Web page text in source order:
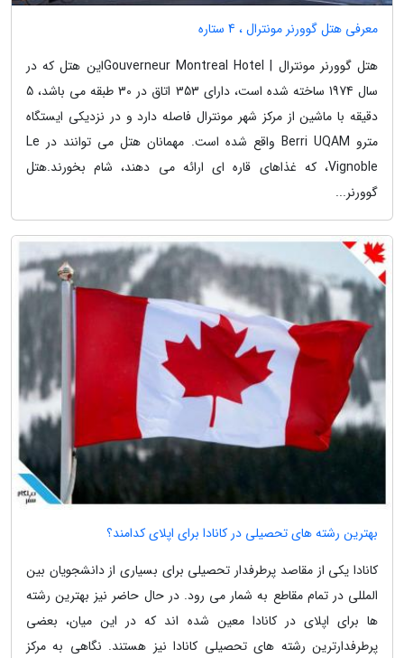
معرفی هتل گوورنر مونترال ، 4 ستاره
هتل گوورنر مونترال | Gouverneur Montreal Hotelاین هتل که در
سال 1974 ساخته شده است، دارای 353 اتاق در 30 طبقه می باشد، 5
دقیقه با ماشین از مرکز شهر مونترال فاصله دارد و در نزدیکی ایستگاه
مترو Berri UQAM واقع شده است. مهمانان هتل می توانند در Le
Vignoble، که غذاهای قاره ای ارائه می دهند، شام بخورند.هتل
گوورنر...
بهترین رشته های تحصیلی در کانادا برای اپلای کدامند؟
کانادا یکی از مقاصد پرطرفدار تحصیلی برای بسیاری از دانشجویان بین
المللی در تمام مقاطع به شمار می رود. در حال حاضر نیز بهترین رشته
ها برای اپلای در کانادا معین شده اند که در این میان، بعضی
پرطرفدارترین رشته های تحصیلی کانادا نیز هستند. نگاهی به مرکز